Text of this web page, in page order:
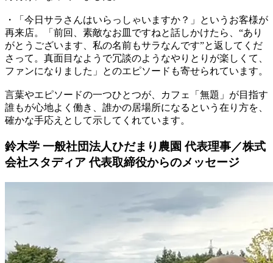
・「今日サラさんはいらっしゃいますか？」というお客様が
再来店。「前回、素敵なお皿ですねと話しかけたら、“あり
がとうございます、私の名前もサラなんです”と返してくだ
さって。真面目なようで冗談のようなやりとりが楽しくて、
ファンになりました」とのエピソードも寄せられています。
言葉やエピソードの一つひとつが、カフェ「無題」が目指す
誰もが心地よく働き、誰かの居場所になるという在り方を、
確かな手応えとして示してくれています。
鈴木学 一般社団法人ひだまり農園 代表理事／株式
会社スタディア 代表取締役からのメッセージ